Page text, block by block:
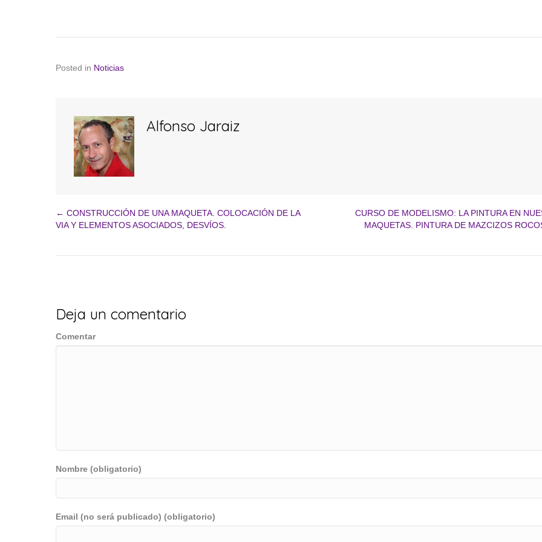
Posted in Noticias
Alfonso Jaraiz
Navegación
← CONSTRUCCIÓN DE UNA MAQUETA. COLOCACIÓN DE LA
VIA Y ELEMENTOS ASOCIADOS, DESVÍOS.
CURSO DE MODELISMO: LA PINTURA EN
MAQUETAS. PINTURA DE MAZCIZOS
Deja un comentario
Comentar
Nombre (obligatorio)
Email (no será publicado) (obligatorio)